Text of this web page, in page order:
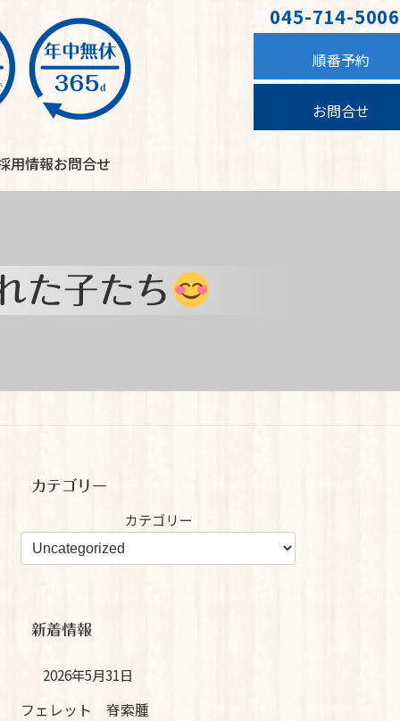
045-714-5006
順番予約
お問合せ
用情報お問合せ
子たち
カテゴリー
カテゴリー
新着情報
2026年5月31日
フェレット 脊索腫